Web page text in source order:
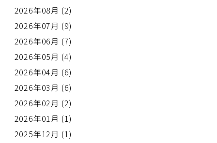
2026年08月 (2)
2026年07月 (9)
2026年06月 (7)
2026年05月 (4)
2026年04月 (6)
2026年03月 (6)
2026年02月 (2)
2026年01月 (1)
2025年12月 (1)